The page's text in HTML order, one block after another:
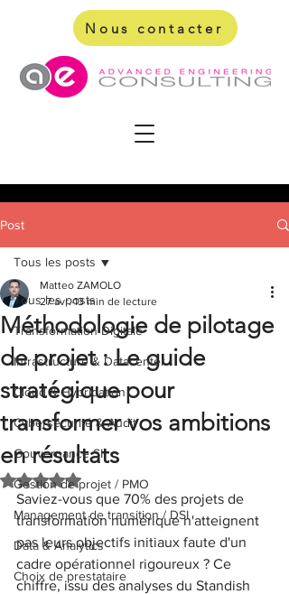
Nous contacter
Post
Tous les posts
Transformation Digitale
Infrastructure & Datacenter
Cloud & Hybridation
Cybersécurité & Audit
Gouvernance SI
Gestion de projet / PMO
Management de transition / DSI
Data & Analytics
Choix de prestataire
Tous les posts
Méthodologie de pilotage
de projet : Le guide
stratégique pour
transformer vos ambitions
en résultats
Matteo ZAMOLO
27 avr. 13 min de lecture
Noté NaN étoiles sur 5.
Saviez-vous que 70% des projets de
transformation numérique n'atteignent
pas leurs objectifs initiaux faute d'un
cadre opérationnel rigoureux ? Ce
chiffre, issu des analyses du Standish